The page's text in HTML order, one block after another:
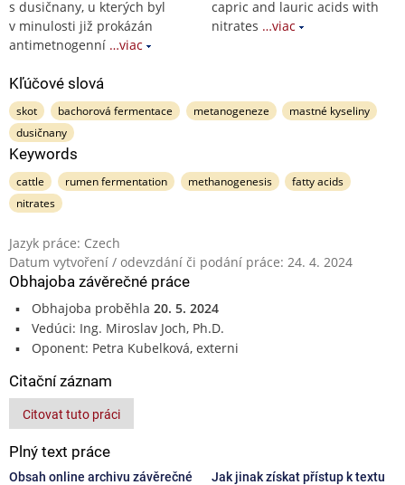
s dusičnany, u kterých byl
v minulosti již prokázán
antimetnogenní …viac
capric and lauric acids with
nitrates …viac
Kľúčové slová
skot bachorová fermentace metanogeneze
mastné kyseliny
dusičnany
Keywords
cattle rumen fermentation methanogenesis
fatty acids
nitrates
Jazyk práce: Czech
Datum vytvoření / odevzdání či podání práce: 24. 4. 2024
Obhajoba závěrečné práce
Obhajoba proběhla 20. 5. 2024
Vedúci: Ing. Miroslav Joch, Ph.D.
Oponent: Petra Kubelková, externi
Citační záznam
Citovat tuto práci
Plný text práce
Obsah online archivu závěrečné
Jak jinak získat přístup k textu